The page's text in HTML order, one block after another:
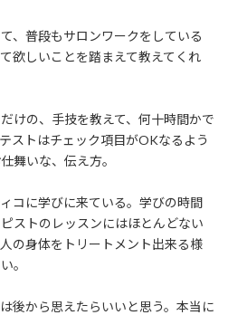
、普段もサロンワークをしている
欲しいことを踏まえて教えてくれ
けの、手技を教えて、何十時間かで
ストはチェック項目がOKなるよう
舞いな、伝え方。
コに学びに来ている。学びの時間
ストのレッスンにはほとんどない
の身体をトリートメント出来る様
。
後から思えたらいいと思う。本当に